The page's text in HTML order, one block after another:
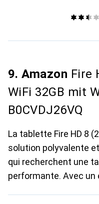
9. Amazon Fire
WiFi 32GB mit
B0CVDJ26VQ
La tablette Fire HD 8
solution polyvalente
qui recherchent une
performante. Avec un